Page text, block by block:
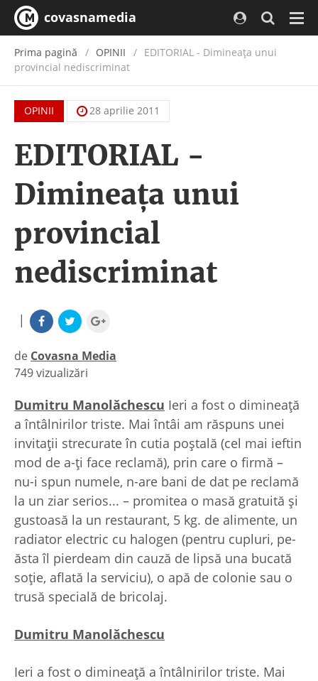
covasnamedia
Prima pagină OPINII
EDITORIAL - Dimineaţa unui
provincial nediscriminat
OPINII 28 aprilie 2011
EDITORIAL -
Dimineaţa unui
provincial
nediscriminat
|
de Covasna Media
|
749 vizualizări
Dumitru Manolăchescu Ieri a fost o dimineaţă
a întâlnirilor triste. Mai întâi am răspuns unei
invitaţii strecurate în cutia poştală (cel mai ieftin
mod de a-ţi face reclamă), prin care o firmă –
nu-i spun numele, n-are bani de dat pe reclamă
la un ziar serios... – promitea o masă gratuită şi
gustoasă la un restaurant, 5 kg. de alimente, un
radiator electric cu halogen (pentru cupluri, pe-
ăsta îl pierdeam din cauză de lipsă una bucată
soţie, aflată la serviciu), o apă de colonie sau o
trusă specială de bricolaj.
Dumitru Manolăchescu
Ieri a fost o dimineaţă a întâlnirilor triste. Mai